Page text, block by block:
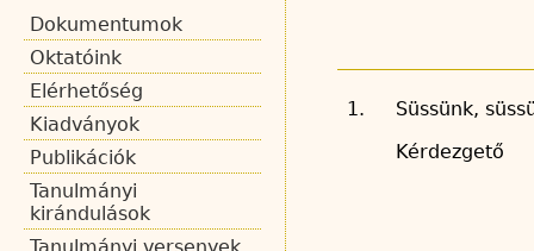
1.
Süssünk,
Kérdezgető
Dokumentumok
Oktatóink
Elérhetőség
Kiadványok
Publikációk
Tanulmányi
kirándulások